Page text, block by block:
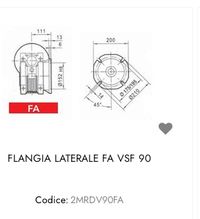
FLANGIA LATERALE FA VSF 90
Codice: 2MRDV90FA